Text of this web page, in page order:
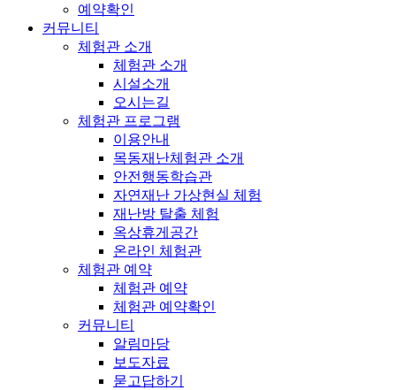
예약확인
커뮤니티
체험관 소개
체험관 소개
시설소개
오시는길
체험관 프로그램
이용안내
목동재난체험관 소개
안전행동학습관
자연재난 가상현실 체험
재난방 탈출 체험
옥상휴게공간
온라인 체험관
체험관 예약
체험관 예약
체험관 예약확인
커뮤니티
알림마당
보도자료
묻고답하기